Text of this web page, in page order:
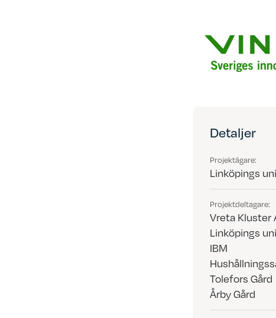
Detaljer
Projektägare:
Linköpings
Projektdeltagare:
Vreta Kluster
Linköpings
IBM
Tolefors Gård
Årby Gård